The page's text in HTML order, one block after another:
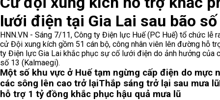
lưới điện tại Gia Lai sau bão
HNN.VN - Sáng 7/11, Công ty Điện lực Huế (PC Huế) tổ chức lễ
cử Đội xung kích gồm 51 cán bộ, công nhân viên lên đường hỗ
ty Điện lực Gia Lai khắc phục sự cố lưới điện do ảnh hưởng của
số 13 (Kalmaegi).
Một số khu vực ở Huế tạm ngừng cấp điện do mực
các sông lên cao trở lạiThắp sáng trở lại sau mưa lũ
hỗ trợ 1 tỷ đồng khắc phục hậu quả mưa lũ